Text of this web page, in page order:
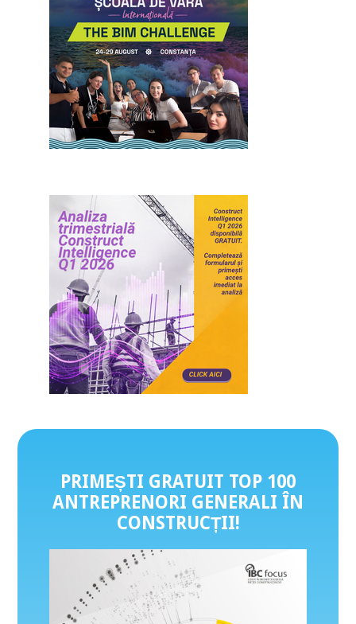
PRIMEȘTI GRATUIT TOP 100
ANTREPRENORI GENERALI ÎN
CONSTRUCȚII!